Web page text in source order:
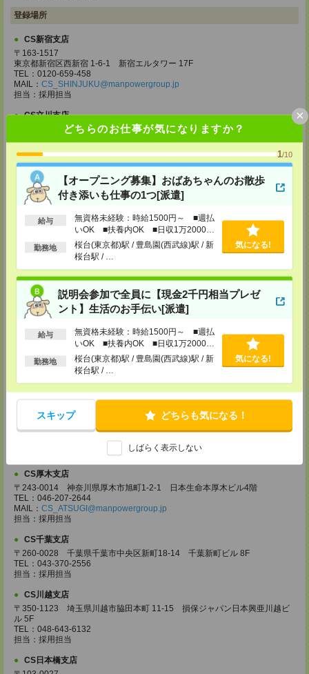
どちらのお仕事が気になりますか？
1/10
【オープニング募集】おばあちゃんのお散歩
付き添いも仕事の1つ[派遣]
給与
無資格未経験：時給1500円～ ■週払
いOK ■扶養内OK ■日収1万2000円
以上
勤務地
桜台(東京都)駅 / 豊島園(西武線)駅 / 新
桜台駅 / …
気になる!
説明会参加で全員に【現金2千円相当プレゼ
ント】生活のお手伝い[派遣]
給与
無資格未経験：時給1500円～ ■週払
いOK ■扶養内OK ■日収1万2000円
以上
勤務地
桜台(東京都)駅 / 豊島園(西武線)駅 / 新
桜台駅 / …
気になる!
スキップ どちらも気になる！
しばらく表示しない
×
登録場所
CS新宿支店
〒163-1517
東京都新宿区西新宿 1-6-1 新宿エルタワー 17F
TEL：0120-659-458
MAIL： CS_SHINJUKU@manpowergroup.jp
担当：採用担当
CS立川支店
TEL：0120-659-460
MAIL：CS_TACHIKAWA@manpowergroup.jp
担当：採用担当
CS横浜支店
〒220-8136
神奈川県横浜市西区みなとみらい 2-2-1 横浜ランドマークタワー36F
TEL：0120-659-459
CS_YOKOHAMA@manpowergroup.jp
担当：採用担当
CS大宮支店
〒330-0854 埼玉県さいたま市大宮区桜木町 1-10-16 シーノ大宮ノース
ウイング 9階
TEL：0120-769-355
MAIL： CS_OMIYA@manpowergroup.jp
〒370-0831 群馬県高崎市あら町167 高崎第一生命ビルディング11Ｆ
TEL：027-320-6558
CS_TAKASAKI@manpowergroup.jp
CS宇都宮支店
〒321-0953 栃木県宇都宮市東宿郷3-2-18 高知穂ビル2Ｆ
TEL：0120-923-962
CS_UTSUNOMIYA@manpowergroup.jp
CS厚木支店
〒243-0014 神奈川県厚木市旭町1-2-1 日本生命本厚木ビル4階
TEL：046-207-2644
MAIL： CS_ATSUGI@manpowergroup.jp
担当：採用担当
CS千葉支店
〒260-0028 千葉県千葉市中央区新町18-14 千葉新町ビル 8F
TEL：043-370-2556
担当：採用担当
CS川越支店
〒350-1123 埼玉県川越市脇田本町 11-15 損保ジャパン日本興亜川越ビ
ル 5F
TEL：048-643-6132
担当：採用担当
CS日本橋支店